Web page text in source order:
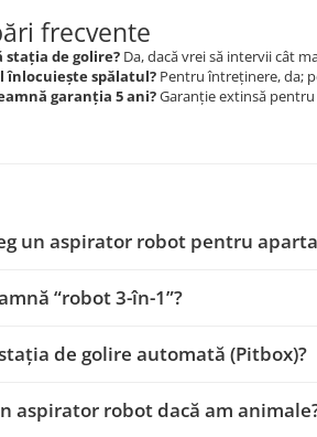
frecvente
stația de golire? Da, dacă vrei să intervii cât
înlocuiește spălatul? Pentru întreținere, da;
garanția 5 ani?Garanție extinsă
un aspirator robot pentru
“robot 3-în-1”?
de golire automată (Pitbox)?
aspirator robot dacă am